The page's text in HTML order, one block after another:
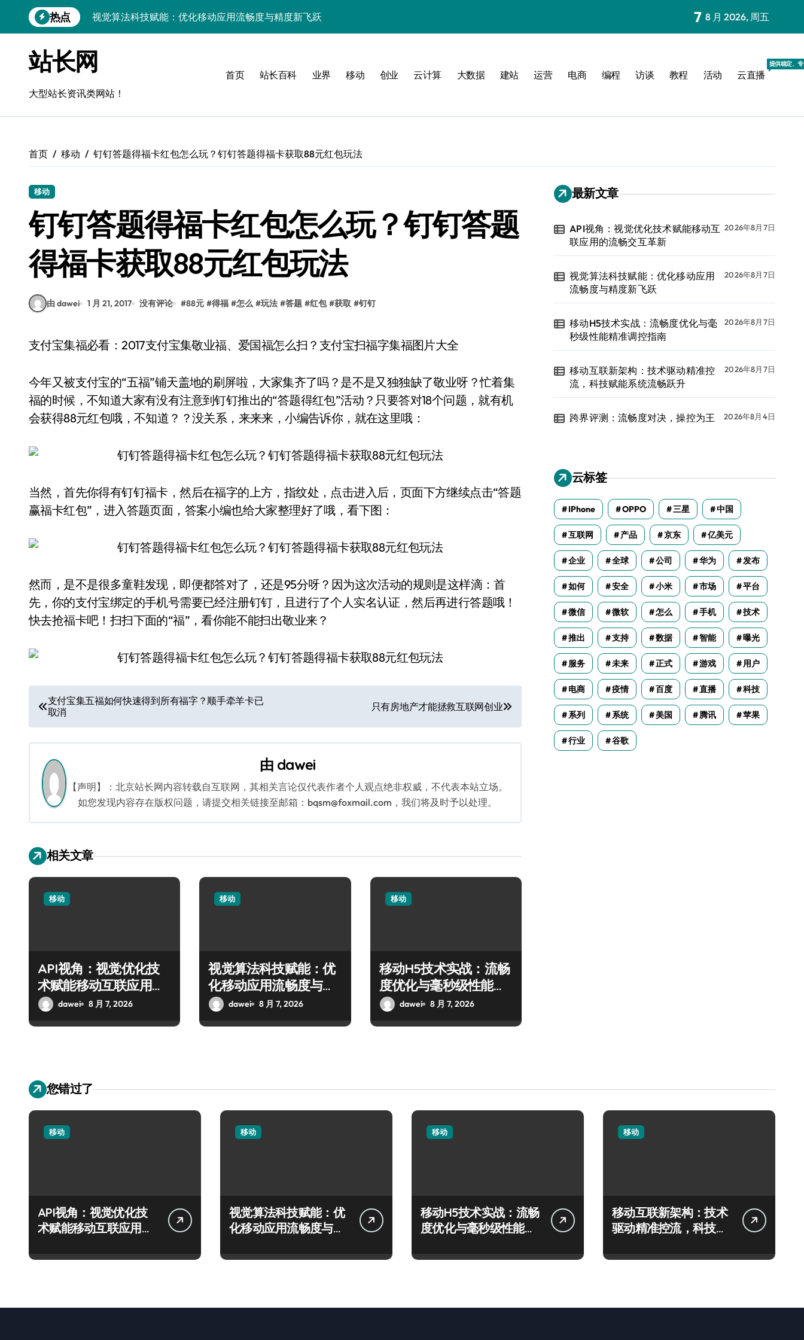
到
热点
视觉算法科技赋能：优化移动应用流畅度与精度新飞跃
移动互联新架构：技术驱动精准控流，科技赋能系统流畅跃升
跨界评测：流畅度对决，操控为王
深度评测：交互优化赋能移动端流畅体验
移动互联产品流畅度深度评测：优化体验新标准
API视角：视觉优化技术赋能移动互联应用的流畅交互革新
7 8 月 2026, 周五
站长网
大型站长资讯类网站！
首页 站长百科 业界 移动 创业 云计算 大数据 建站 运营 电商 编程 访谈 教程 活动 云直播
提供稳定、
首页 移动 钉钉答题得福卡红包怎么玩？钉钉答题得福卡获取88元红包玩法
移动
钉钉答题得福卡红包怎么玩？钉钉答题
得福卡获取88元红包玩法
由 dawei 1 月 21, 2017 没有评论 #88元 #得福 #怎么 #玩法 #答题 #红包 #获取 #钉钉
支付宝集福必看：2017支付宝集敬业福、爱国福怎么扫？支付宝扫福字集福图片大全
今年又被支付宝的“五福”铺天盖地的刷屏啦，大家集齐了吗？是不是又独独缺了敬业呀？忙着集
福的时候，不知道大家有没有注意到钉钉推出的“答题得红包”活动？只要答对18个问题，就有机
会获得88元红包哦，不知道？？没关系，来来来，小编告诉你，就在这里哦：
当然，首先你得有钉钉福卡，然后在福字的上方，指纹处，点击进入后，页面下方继续点击“答题
赢福卡红包”，进入答题页面，答案小编也给大家整理好了哦，看下图：
然而，是不是很多童鞋发现，即便都答对了，还是95分呀？因为这次活动的规则是这样滴：首
先，你的支付宝绑定的手机号需要已经注册钉钉，且进行了个人实名认证，然后再进行答题哦！
快去抢福卡吧！扫扫下面的“福”，看你能不能扫出敬业来？
文
章
导
航
支付宝集五福如何快速得到所有福字？顺手牵羊卡已
取消
只有房地产才能拯救互联网创业
由 dawei
【声明】：北京站长网内容转载自互联网，其相关言论仅代表作者个人观点绝非权威，不代表本站立场。
如您发现内容存在版权问题，请提交相关链接至邮箱：bqsm@foxmail.com，我们将及时予以处理。
相关文章
移动
API视角：视觉优化技
术赋能移动互联应用的
流畅交互革新
dawei 8 月 7, 2026
移动
视觉算法科技赋能：优
化移动应用流畅度与精
度新飞跃
dawei 8 月 7, 2026
移动
移动H5技术实战：流畅
度优化与毫秒级性能精
准调控指南
dawei 8 月 7, 2026
最新文章
API视角：视觉优化技术赋能移动互
联应用的流畅交互革新
2026年8月7日
视觉算法科技赋能：优化移动应用
流畅度与精度新飞跃
2026年8月7日
移动H5技术实战：流畅度优化与毫
秒级性能精准调控指南
2026年8月7日
移动互联新架构：技术驱动精准控
流，科技赋能系统流畅跃升
2026年8月7日
跨界评测：流畅度对决，操控为王 2026年8月4日
云标签
IPhone OPPO 三星 中国
互联网 产品 京东 亿美元
企业 全球 公司 华为 发布
如何 安全 小米 市场 平台
微信 微软 怎么 手机 技术
推出 支持 数据 智能 曝光
服务 未来 正式 游戏 用户
电商 疫情 百度 直播 科技
系列 系统 美国 腾讯 苹果
行业 谷歌
您错过了
移动
API视角：视觉优化技
术赋能移动互联应用的
移动
视觉算法科技赋能：优
化移动应用流畅度与精
移动
移动H5技术实战：流畅
度优化与毫秒级性能精
移动
移动互联新架构：技术
驱动精准控流，科技赋